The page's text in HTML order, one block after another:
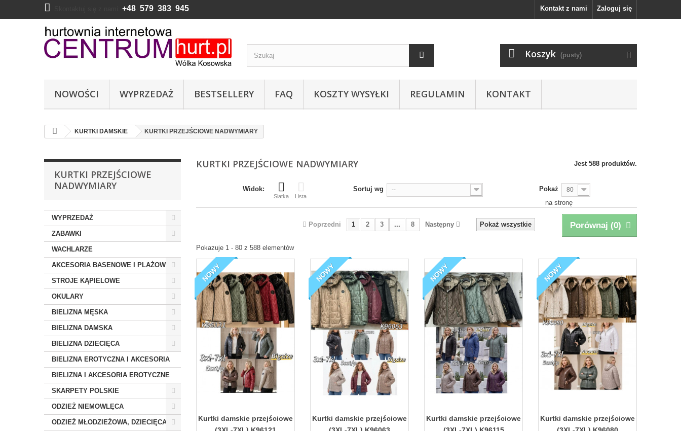
Zaloguj się
Kontakt z nami
+48 579 383 945
Koszyk (pusty)
NOWOŚCI WYPRZEDAŻ BESTSELLERY FAQ KOSZTY WYSYŁKI REGULAMIN KONTAKT
KURTKI DAMSKIE KURTKI PRZEJŚCIOWE NADWYMIARY
KURTKI PRZEJŚCIOWE
NADWYMIARY
WYPRZEDAŻ
ZABAWKI
WACHLARZE
AKCESORIA BASENOWE I PLAŻOWE
STROJE KĄPIELOWE
OKULARY
BIELIZNA MĘSKA
BIELIZNA DAMSKA
BIELIZNA DZIECIĘCA
BIELIZNA EROTYCZNA I AKCESORIA
BIELIZNA I AKCESORIA EROTYCZNE
SKARPETY POLSKIE
ODZIEŻ NIEMOWLĘCA
ODZIEŻ MŁODZIEŻOWA, DZIECIĘCA
KURTKI PRZEJŚCIOWE NADWYMIARY Jest 588 produktów.
Widok:
Siatka Lista
Sortuj wg -- Pokaż 80
na stronę
Porównaj (0)
Pokaż wszystkie
Poprzedni 1 2 3 ... 8 Następny
Pokazuje 1 - 80 z 588 elementów
NOWY
Kurtki damskie przejściowe
NOWY
Kurtki damskie przejściowe
NOWY
Kurtki damskie przejściowe
NOWY
Kurtki damskie przejściowe